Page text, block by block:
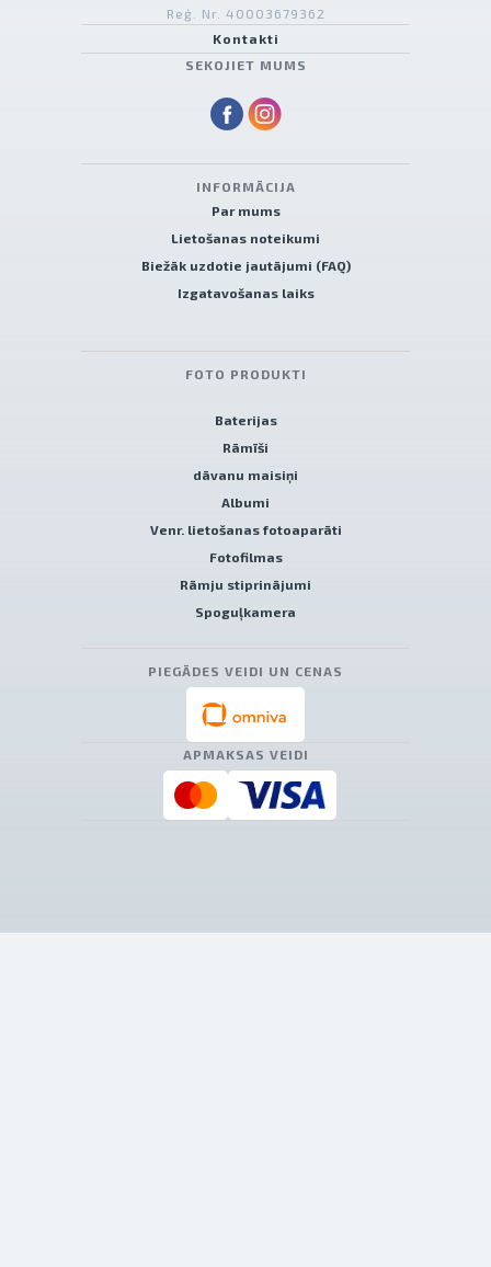
Reģ. Nr. 40003679362
Kontakti
SEKOJIET MUMS
INFORMĀCIJA
Par mums
Lietošanas noteikumi
Biežāk uzdotie jautājumi (FAQ)
Izgatavošanas laiks
FOTO PRODUKTI
Baterijas
Rāmīši
dāvanu maisiņi
Albumi
Venr. lietošanas fotoaparāti
Fotofilmas
Rāmju stiprinājumi
Spoguļkamera
PIEGĀDES VEIDI UN CENAS
APMAKSAS VEIDI